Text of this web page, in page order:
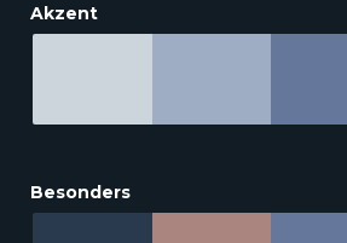
Akzent
Besonders